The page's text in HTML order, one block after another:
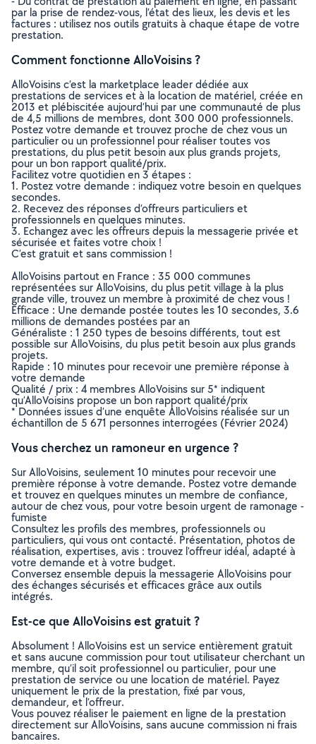
par la prise de rendez-vous, l’état des lieux, les devis et les
factures : utilisez nos outils gratuits à chaque étape de votre
prestation.
Comment fonctionne AlloVoisins ?
AlloVoisins c’est la marketplace leader dédiée aux
prestations de services et à la location de matériel, créée en
2013 et plébiscitée aujourd’hui par une communauté de plus
de 4,5 millions de membres, dont 300 000 professionnels.
Postez votre demande et trouvez proche de chez vous un
particulier ou un professionnel pour réaliser toutes vos
prestations, du plus petit besoin aux plus grands projets,
pour un bon rapport qualité/prix.
Facilitez votre quotidien en 3 étapes :
1. Postez votre demande : indiquez votre besoin en quelques
secondes.
2. Recevez des réponses d’offreurs particuliers et
professionnels en quelques minutes.
3. Echangez avec les offreurs depuis la messagerie privée et
sécurisée et faites votre choix !
C’est gratuit et sans commission !
AlloVoisins partout en France : 35 000 communes
représentées sur AlloVoisins, du plus petit village à la plus
grande ville, trouvez un membre à proximité de chez vous !
Efficace : Une demande postée toutes les 10 secondes, 3.6
millions de demandes postées par an
Généraliste : 1 250 types de besoins différents, tout est
possible sur AlloVoisins, du plus petit besoin aux plus grands
projets.
Rapide : 10 minutes pour recevoir une première réponse à
votre demande
Qualité / prix : 4 membres AlloVoisins sur 5* indiquent
qu’AlloVoisins propose un bon rapport qualité/prix
* Données issues d’une enquête AlloVoisins réalisée sur un
échantillon de 5 671 personnes interrogées (Février 2024)
Vous cherchez un ramoneur en urgence ?
Sur AlloVoisins, seulement 10 minutes pour recevoir une
première réponse à votre demande. Postez votre demande
et trouvez en quelques minutes un membre de confiance,
autour de chez vous, pour votre besoin urgent de ramonage -
fumiste
Consultez les profils des membres, professionnels ou
particuliers, qui vous ont contacté. Présentation, photos de
réalisation, expertises, avis : trouvez l'offreur idéal, adapté à
votre demande et à votre budget.
Conversez ensemble depuis la messagerie AlloVoisins pour
des échanges sécurisés et efficaces grâce aux outils
intégrés.
Est-ce que AlloVoisins est gratuit ?
Absolument ! AlloVoisins est un service entièrement gratuit
et sans aucune commission pour tout utilisateur cherchant un
membre, qu’il soit professionnel ou particulier, pour une
prestation de service ou une location de matériel. Payez
uniquement le prix de la prestation, fixé par vous,
demandeur, et l’offreur.
Vous pouvez réaliser le paiement en ligne de la prestation
directement sur AlloVoisins, sans aucune commission ni frais
bancaires.